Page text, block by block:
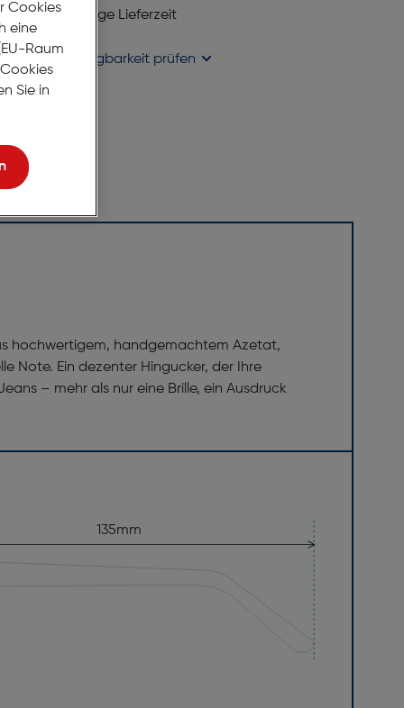
6 bis 8 Werktage Lieferzeit
liefern
in
Verfügbarkeit prüfen
hochwertigem, handgemachtem Azetat,
Note. Ein dezenter Hingucker, der Ihre
– mehr als nur eine Brille, ein Ausdruck
135mm
Cookies
eine
Raum
Sie in